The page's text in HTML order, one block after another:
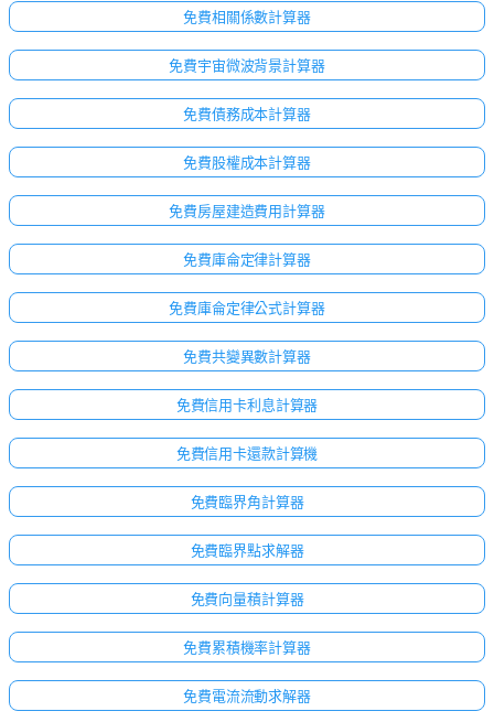
免費相關係數計算器
免費宇宙微波背景計算器
免費債務成本計算器
免費股權成本計算器
免費房屋建造費用計算器
免費庫侖定律計算器
免費庫侖定律公式計算器
免費共變異數計算器
免費信用卡利息計算器
免費信用卡還款計算機
免費臨界角計算器
免費臨界點求解器
免費向量積計算器
免費累積機率計算器
免費電流流動求解器